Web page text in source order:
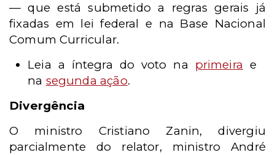
— que está submetido a regras gerais já
fixadas em lei federal e na Base Nacional
Comum Curricular.
Leia a íntegra do voto na primeira e
na segunda ação.
Divergência
O ministro Cristiano Zanin, divergiu
parcialmente do relator, ministro André